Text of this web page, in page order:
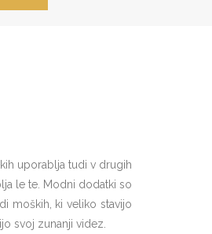
uporablja tudi v drugih
le te. Modni dodatki so
moških, ki veliko stavijo
svoj zunanji videz.